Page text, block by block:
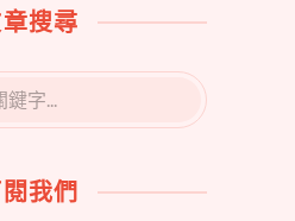
搜尋
我們